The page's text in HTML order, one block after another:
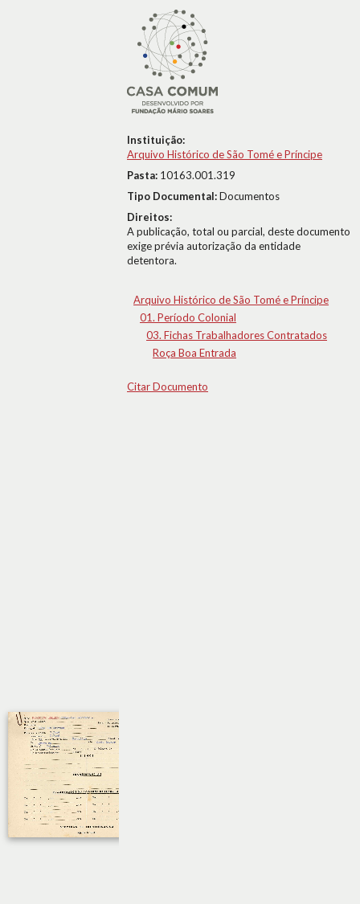
Instituição:
Arquivo Histórico de São Tomé e Príncipe
Pasta: 10163.001.319
Tipo Documental:Documentos
Direitos:
A publicação, total ou parcial, deste documento
exige prévia autorização da entidade
detentora.
Arquivo Histórico de São Tomé e Príncipe
01. Período Colonial
03. Fichas Trabalhadores Contratados
Roça Boa Entrada
Citar Documento